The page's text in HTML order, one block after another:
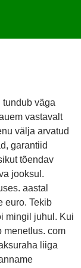
väga
vastavalt
välja arvatud
garantiid
tõendav
jooksul.
aastal
euro. Tekib
mingil juhul. Kui
menetlus. com
liiga